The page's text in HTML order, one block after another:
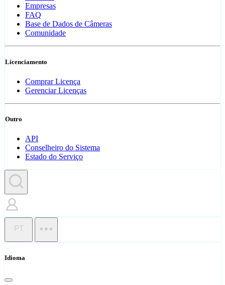
Empresas
FAQ
Base de Dados de Câmeras
Comunidade
Licenciamento
Comprar Licença
Gerenciar Licenças
Outro
API
Conselheiro do Sistema
Estado do Serviço
PT
Idioma